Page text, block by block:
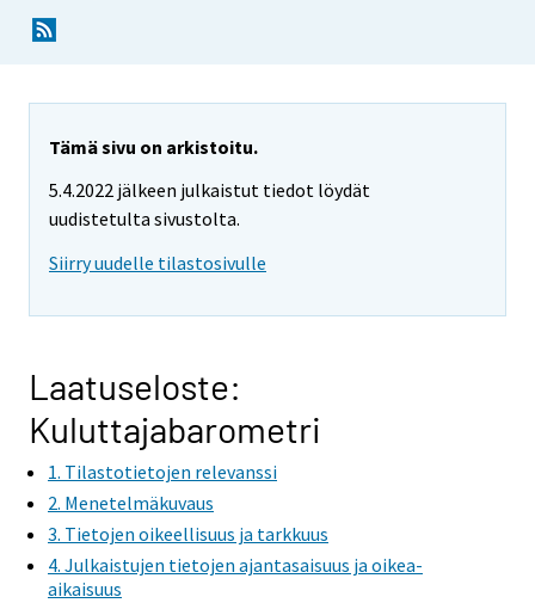
Tämä sivu on arkistoitu.
5.4.2022 jälkeen julkaistut tiedot löydät
uudistetulta sivustolta.
Siirry uudelle tilastosivulle
Laatuseloste:
Kuluttajabarometri
1. Tilastotietojen relevanssi
2. Menetelmäkuvaus
3. Tietojen oikeellisuus ja tarkkuus
4. Julkaistujen tietojen ajantasaisuus ja oikea-
aikaisuus